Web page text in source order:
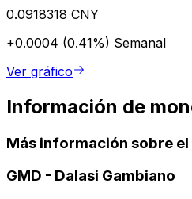
0.0918318 CNY
+0.0004 (0.41%) Semanal
Ver gráfico
Información de
Más información sobre el
GMD - Dalasi Gambiano